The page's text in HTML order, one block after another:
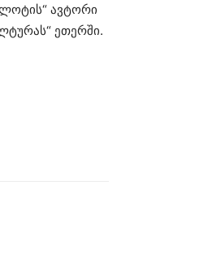
ავტორი
ეთერში.